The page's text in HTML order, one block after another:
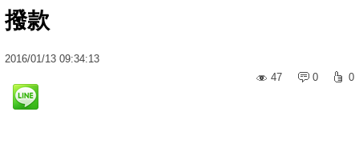
撥款
2016/01/13 09:34:13
47
0 0